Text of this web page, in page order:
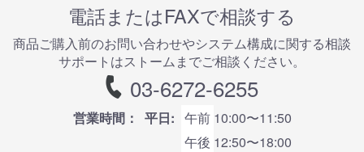
電話またはFAXで相談する
商品ご購⼊前のお問い合わせやシステム構成に関する相談
サポートはストームまでご相談ください。
03-6272-6255
営業時間： 平日: 午前 10:00〜11:50
午後 12:50〜18:00